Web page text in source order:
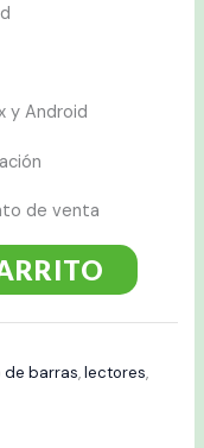
y Android
de venta
de barras,lectores,